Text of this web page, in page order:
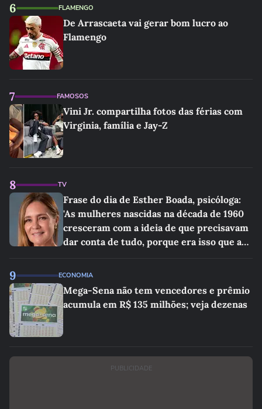
6 FLAMENGO
De Arrascaeta vai gerar bom lucro ao
Flamengo
7 FAMOSOS
Vini Jr. compartilha fotos das férias com
Virginia, família e Jay-Z
8 TV
Frase do dia de Esther Boada, psicóloga:
'As mulheres nascidas na década de 1960
cresceram com a ideia de que precisavam
dar conta de tudo, porque era isso que a
9 ECONOMIA
Mega-Sena não tem vencedores e prêmio
acumula em R$ 135 milhões; veja dezenas
PUBLICIDADE